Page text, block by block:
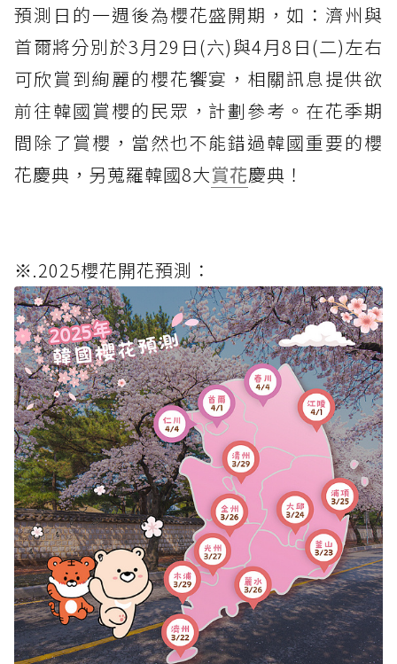
預測日的一週後為櫻花盛開期，如：濟州與
首爾將分別於3月29日(六)與4月8日(二)左右
可欣賞到絢麗的櫻花饗宴，相關訊息提供欲
前往韓國賞櫻的民眾，計劃參考。在花季期
間除了賞櫻，當然也不能錯過韓國重要的櫻
花慶典，另蒐羅韓國8大賞花慶典！
※.2025櫻花開花預測：